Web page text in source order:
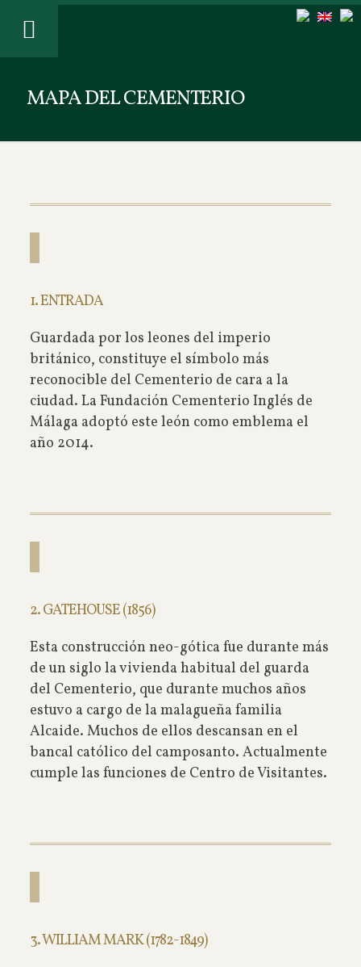
MAPA DEL CEMENTERIO
1. ENTRADA
Guardada por los leones del imperio
británico, constituye el símbolo más
reconocible del Cementerio de cara a la
ciudad. La Fundación Cementerio Inglés de
Málaga adoptó este león como emblema el
año 2014.
2. GATEHOUSE (1856)
Esta construcción neo-gótica fue durante más
de un siglo la vivienda habitual del guarda
del Cementerio, que durante muchos años
estuvo a cargo de la malagueña familia
Alcaide. Muchos de ellos descansan en el
bancal católico del camposanto. Actualmente
cumple las funciones de Centro de Visitantes.
3. WILLIAM MARK (1782-1849)